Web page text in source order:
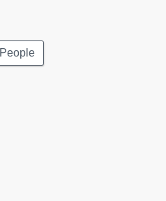
People